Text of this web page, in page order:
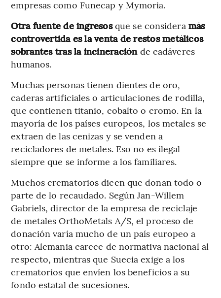
empresas como Funecap y Mymoria.
Otra fuente de ingresosque se considera más
controvertida es la venta de restos metálicos
sobrantes tras la incineraciónde cadáveres
humanos.
Muchas personas tienen dientes de oro,
caderas artificiales o articulaciones de rodilla,
que contienen titanio, cobalto o cromo. En la
mayoría de los países europeos, los metales se
extraen de las cenizas y se venden a
recicladores de metales. Eso no es ilegal
siempre que se informe a los familiares.
Muchos crematorios dicen que donan todo o
parte de lo recaudado. Según Jan-Willem
Gabriels, director de la empresa de reciclaje
de metales OrthoMetals A/S, el proceso de
donación varía mucho de un país europeo a
otro: Alemania carece de normativa nacional al
respecto, mientras que Suecia exige a los
crematorios que envíen los beneficios a su
fondo estatal de sucesiones.